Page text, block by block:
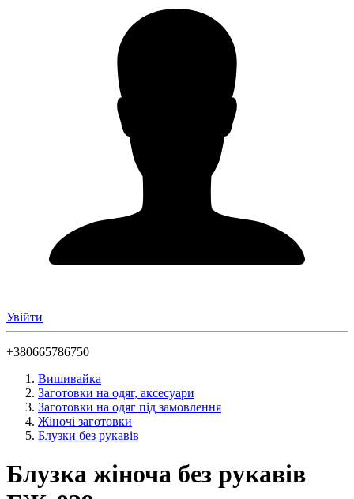
Увійти
+380665786750
Вишивайка
Заготовки на одяг, аксесуари
Заготовки на одяг під замовлення
Жіночі заготовки
Блузки без рукавів
Блузка жіноча без рукавів